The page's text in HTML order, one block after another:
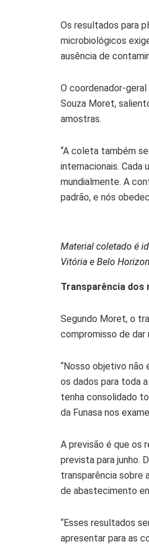
Os resultados para
microbiológicos
ausência de
O coordenador-
Souza Moret,
amostras.
“A coleta também
internacionais. Cada
mundialmente. A
padrão, e nós
Material coletado é
Vitória e Belo
Transparência dos
Segundo Moret, o
compromisso de dar
“Nosso objetivo não
os dados para toda
tenha consolidado
da Funasa nos
A previsão é que os
prevista para junho.
transparência sobre
de abastecimento
“Esses resultados
apresentar para as